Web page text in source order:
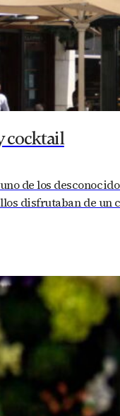
cocktail
de los
disfrutaban de un